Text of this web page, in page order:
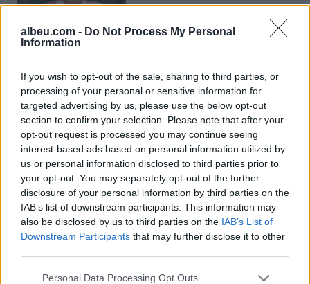
albeu.com - Do Not Process My Personal
Information
If you wish to opt-out of the sale, sharing to third parties, or
processing of your personal or sensitive information for
targeted advertising by us, please use the below opt-out
section to confirm your selection. Please note that after your
opt-out request is processed you may continue seeing
interest-based ads based on personal information utilized by
us or personal information disclosed to third parties prior to
your opt-out. You may separately opt-out of the further
disclosure of your personal information by third parties on the
IAB’s list of downstream participants. This information may
also be disclosed by us to third parties on the IAB’s List of
Downstream Participants that may further disclose it to other
Personal Data Processing Opt Outs
dhe flakët u përhapën drejt
malit